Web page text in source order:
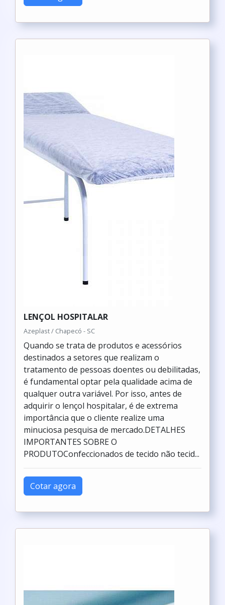
LENÇOL HOSPITALAR
Azeplast / Chapecó - SC
Quando se trata de produtos e acessórios
destinados a setores que realizam o
tratamento de pessoas doentes ou debilitadas,
é fundamental optar pela qualidade acima de
qualquer outra variável. Por isso, antes de
adquirir o lençol hospitalar, é de extrema
importância que o cliente realize uma
minuciosa pesquisa de mercado.DETALHES
IMPORTANTES SOBRE O
PRODUTOConfeccionados de tecido não tecid...
Cotar agora